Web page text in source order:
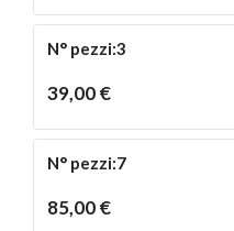
N° pezzi:3
39,00 €
N° pezzi:7
85,00 €